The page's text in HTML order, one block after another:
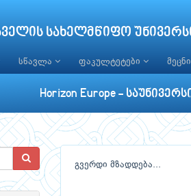
სახელმწიფო
სწავლა ფაკულტეტები
Horizon Europe -
გვერდი მზადდება...